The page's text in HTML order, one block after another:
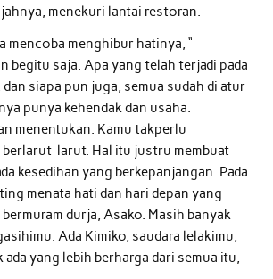
menekuri lantai restoran.
mencoba menghibur hatinya, “
begitu saja. Apa yang telah terjadi pada
dan siapa pun juga, semua sudah di atur
punya kehendak dan usaha.
menentukan. Kamu takperlu
berlarut-larut. Hal itu justru membuat
kesedihan yang berkepanjangan. Pada
menata hati dan hari depan yang
durja, Asako. Masih banyak
Ada Kimiko, saudara lelakimu,
ada yang lebih berharga dari semua itu,